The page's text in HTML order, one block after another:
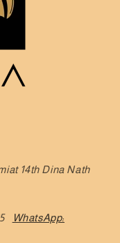
14th Dina Nath
WhatsApp: